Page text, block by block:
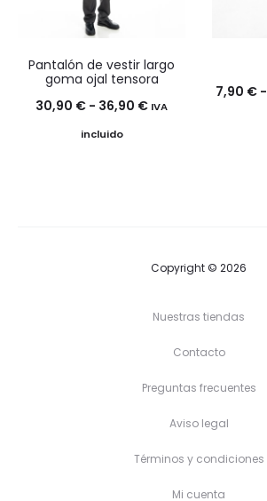
Pantalón de vestir largo
goma ojal tensora
30,90 € - 36,90 €Rango
36,90 €
IVA
incluido
7,90 € -
Copyright © 2026
Nuestras tiendas
Contacto
Preguntas frecuentes
Aviso legal
Términos y condiciones
Mi cuenta